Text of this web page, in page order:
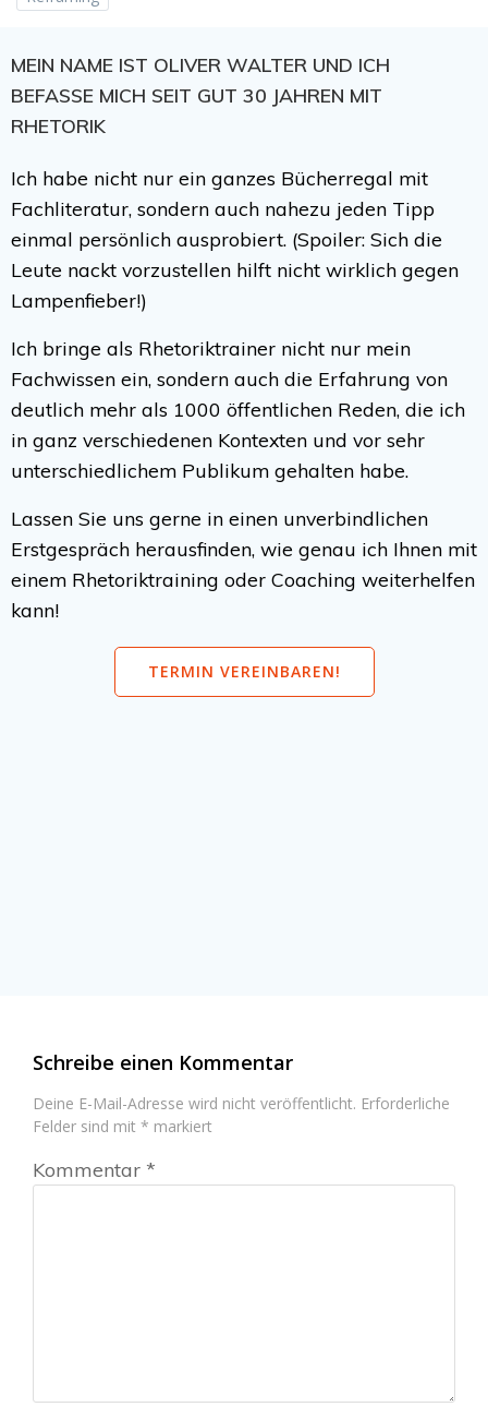
MEIN NAME IST OLIVER WALTER UND ICH
BEFASSE MICH SEIT GUT 30 JAHREN MIT
RHETORIK
Ich habe nicht nur ein ganzes Bücherregal mit
Fachliteratur, sondern auch nahezu jeden Tipp
einmal persönlich ausprobiert. (Spoiler: Sich die
Leute nackt vorzustellen hilft nicht wirklich gegen
Lampenfieber!)
Ich bringe als Rhetoriktrainer nicht nur mein
Fachwissen ein, sondern auch die Erfahrung von
deutlich mehr als 1000 öffentlichen Reden, die ich
in ganz verschiedenen Kontexten und vor sehr
unterschiedlichem Publikum gehalten habe.
Lassen Sie uns gerne in einen unverbindlichen
Erstgespräch herausfinden, wie genau ich Ihnen mit
einem Rhetoriktraining oder Coaching weiterhelfen
kann!
TERMIN VEREINBAREN!
Schreibe einen Kommentar
Deine E-Mail-Adresse wird nicht veröffentlicht. Erforderliche
Felder sind mit * markiert
Kommentar *